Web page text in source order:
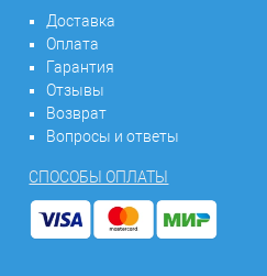
Доставка
Оплата
Гарантия
Отзывы
Возврат
Вопросы и ответы
СПОСОБЫ ОПЛАТЫ